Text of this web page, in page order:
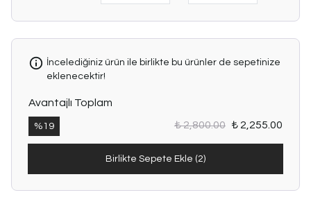
İncelediğiniz ürün ile birlikte bu ürünler de sepetinize
eklenecektir!
Avantajlı Toplam
% 19 ₺ 2,800.00 ₺ 2,255.00
Birlikte Sepete Ekle (2)